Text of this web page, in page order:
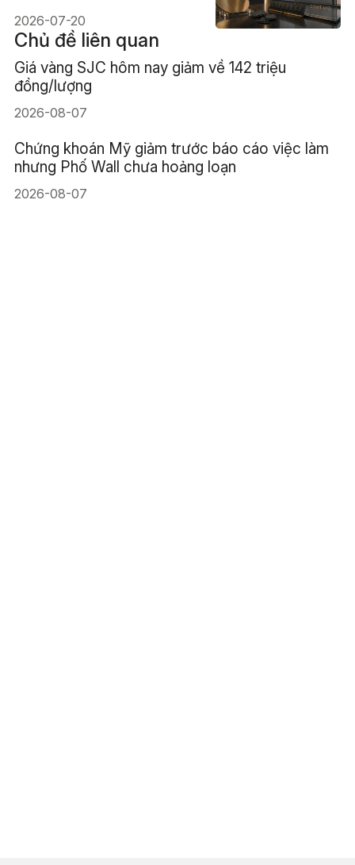
2026-07-20
Chủ đề liên quan
Giá vàng SJC hôm nay giảm về 142 triệu
đồng/lượng
2026-08-07
Chứng khoán Mỹ giảm trước báo cáo việc làm
nhưng Phố Wall chưa hoảng loạn
2026-08-07